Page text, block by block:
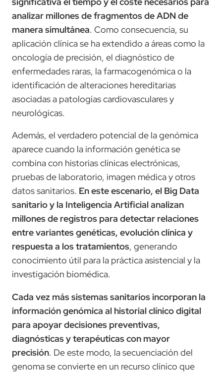
analizar millones de fragmentos de ADN de
manera simultánea. Como consecuencia, su
aplicación clínica se ha extendido a áreas como la
oncología de precisión, el diagnóstico de
enfermedades raras, la farmacogenómica o la
identificación de alteraciones hereditarias
asociadas a patologías cardiovasculares y
neurológicas.
Además, el verdadero potencial de la genómica
aparece cuando la información genética se
combina con historias clínicas electrónicas,
pruebas de laboratorio, imagen médica y otros
datos sanitarios. En este escenario, el Big Data
sanitario y la Inteligencia Artificial analizan
millones de registros para detectar relaciones
entre variantes genéticas, evolución clínica y
respuesta a los tratamientos, generando
conocimiento útil para la práctica asistencial y la
investigación biomédica.
Cada vez más sistemas sanitarios incorporan la
información genómica al historial clínico digital
para apoyar decisiones preventivas,
diagnósticas y terapéuticas con mayor
precisión. De este modo, la secuenciación del
genoma se convierte en un recurso clínico que